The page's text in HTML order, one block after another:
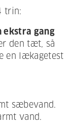
trin:
ekstra gang
den tæt, så
en lækagetest
sæbevand.
vand.